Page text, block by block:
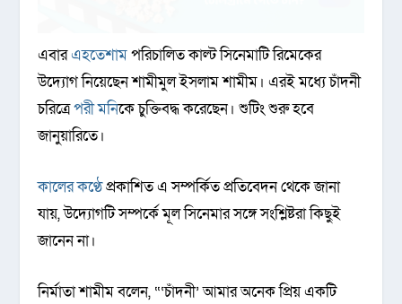
এবারএহতেশামপরিচালিত কাল্ট সিনেমাটি রিমেকের
উদ্যোগ নিয়েছেন শামীমুল ইসলাম শামীম। এরই মধ্যে চাঁদনী
চরিত্রেপরী মনিকে চুক্তিবদ্ধ করেছেন। শুটিং শুরু হবে
জানুয়ারিতে।
কালের কণ্ঠেপ্রকাশিত এ সম্পর্কিত প্রতিবেদন থেকে জানা
যায়, উদ্যোগটি সম্পর্কে মূল সিনেমার সঙ্গে সংশ্লিষ্টরা কিছুই
জানেন না।
নির্মাতা শামীম বলেন, “‘চাঁদনী’ আমার অনেক প্রিয় একটি